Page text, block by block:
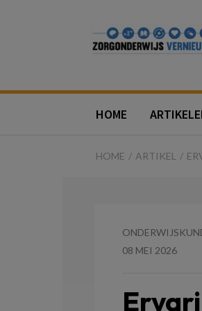
HOME
HOME ARTIKEL
08 MEI 2026